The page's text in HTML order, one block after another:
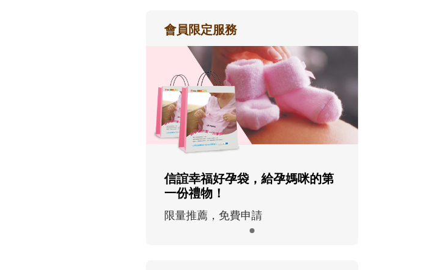
會員限定服務
信誼幸福好孕袋，給孕媽咪的第
一份禮物！
限量推薦，免費申請